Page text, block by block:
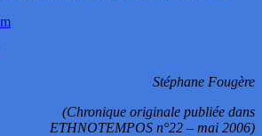
Stéphane Fougère
(Chronique originale publiée dans
ETHNOTEMPOS n°22 – mai 2006)